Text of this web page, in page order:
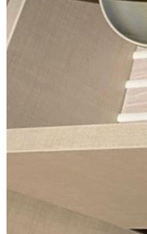
Особенности установки
При установке лотка
рекомендуется
Гарантия: 2 года